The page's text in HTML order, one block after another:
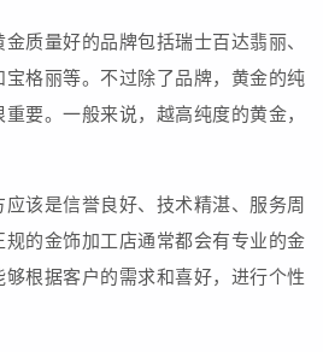
质量好的品牌包括瑞士百达翡丽、
格丽等。不过除了品牌，黄金的纯
要。一般来说，越高纯度的黄金，
该是信誉良好、技术精湛、服务周
的金饰加工店通常都会有专业的金
根据客户的需求和喜好，进行个性